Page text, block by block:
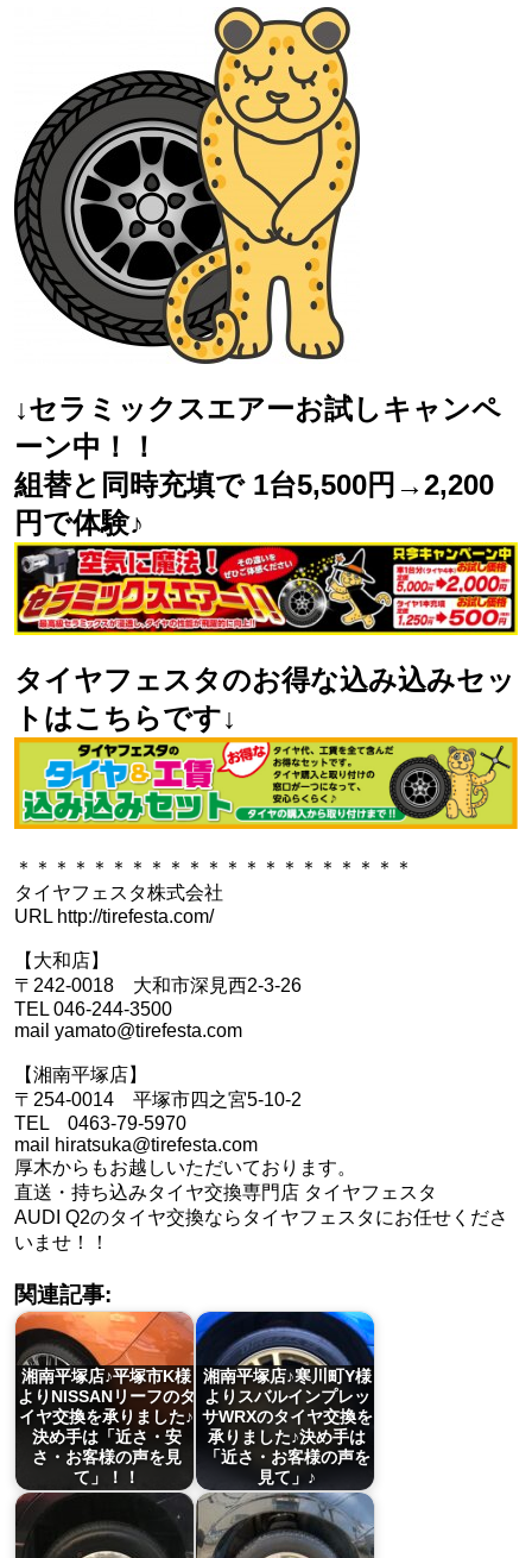
↓セラミックスエアーお試しキャンペ
ーン中！！
組替と同時充填で 1台5,500円→2,200
円で体験♪
タイヤフェスタのお得な込み込みセッ
トはこちらです↓
＊＊＊＊＊＊＊＊＊＊＊＊＊＊＊＊＊＊＊＊＊
タイヤフェスタ株式会社
URL http://tirefesta.com/
【大和店】
〒242-0018 大和市深見西2-3-26
TEL 046-244-3500
mail yamato@tirefesta.com
【湘南平塚店】
〒254-0014 平塚市四之宮5-10-2
TEL 0463-79-5970
mail hiratsuka@tirefesta.com
厚木からもお越しいただいております。
直送・持ち込みタイヤ交換専門店 タイヤフェスタ
AUDI Q2のタイヤ交換ならタイヤフェスタにお任せくださ
いませ！！
関連記事:
湘南平塚店♪平塚市K様
よりNISSANリーフのタ
イヤ交換を承りました♪
決め手は「近さ・安
さ・お客様の声を見
て」！！
湘南平塚店♪寒川町Y様
よりスバルインプレッ
サWRXのタイヤ交換を
承りました♪決め手は
「近さ・お客様の声を
見て」♪